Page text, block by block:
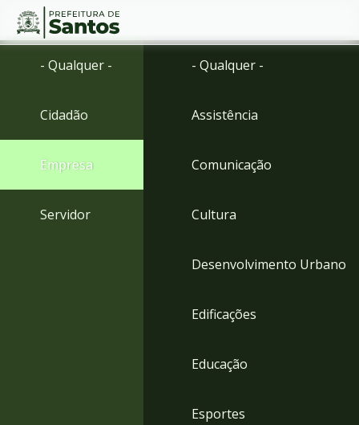
Ir
Ir
menu
Conteúdo
- Qualquer -
Cidadão
Empresa
Servidor
- Qualquer -
Assistência
Comunicação
Cultura
Desenvolvimento Urbano
Edificações
Educação
Esportes